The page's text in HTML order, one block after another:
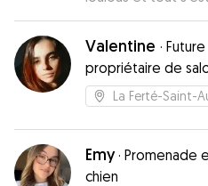
Spyro se sont très
nous avons eu des
fréquemment de
gérer le
recommande!”
Valentine · Future
propriétaire de
La Ferté-Saint-
Emy· Promenade
chien